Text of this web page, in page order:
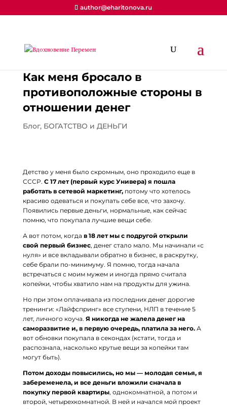
author@eharitonova.ru
Как меня бросало в
противоположные стороны в
отношении денег
Блог, БОГАТСТВО и ДЕНЬГИ
Детство у меня было скромным, оно проходило еще в
СССР. С 17 лет (первый курс Универа) я пошла
работать в сетевой маркетинг,потому что хотелось
красиво одеваться и покупать себе все, что захочу.
Появились первые деньги, нормальные, как сейчас
помню, что покупала лучшие вещи себе.
А вот потом, когда в 18 лет мы с подругой открыли
свой первый бизнес, денег стало мало. Мы начинали «с
нуля» и все вкладывали обратно в бизнес, в раскрутку,
себе брали по-минимуму. Я помню, тогда начала
встречаться с моим мужем и иногда прямо считала
копейки, чтобы хватило нам на продукты для ужина.
Но при этом оплачивала из последних денег дорогие
тренинги: «Лайфспринг» все ступени, НЛП в течение 5
лет, личного коуча. Я никогда не жалела денег на
саморазвитие и, в первую очередь, платила за него.А
вот обновки покупала в секондах (кстати, тогда и
распознала, насколько крутые вещи за копейки там
могут быть).
Потом доходы повысились, но мы — молодая семья, я
забеременела, и все деньги вложили сначала в
покупку первой квартиры, однокомнатной, а потом и
второй, четырехкомнатной. В ней и начался мой проект